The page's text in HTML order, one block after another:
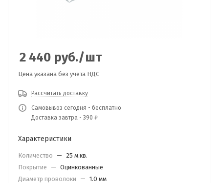
2 440 руб./шт
Цена указана без учета НДС
Рассчитать доставку
Самовывоз сегодня - бесплатно
Доставка завтра - 390 ₽
Характеристики
Количество — 25 м.кв.
Покрытие
— Оцинкованные
Диаметр проволоки
— 1.0 мм